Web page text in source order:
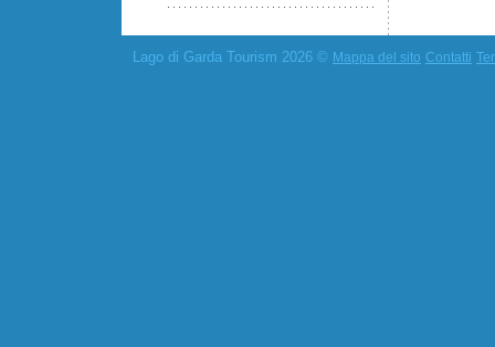
Lago di Garda Tourism 2026 © Mappa del sito Contatti